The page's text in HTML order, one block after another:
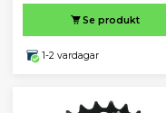
Se produkt
1-2 vardagar